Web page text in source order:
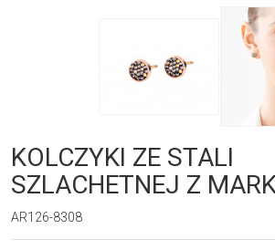
KOLCZYKI ZE STALI
SZLACHETNEJ Z
AR126-8308